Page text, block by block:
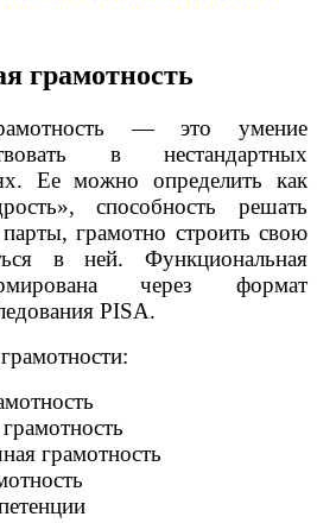
грамотность
— это умение
в нестандартных
Ее можно определить как
способность решать
грамотно строить свою
в ней. Функциональная
через формат
PISA.
грамотность